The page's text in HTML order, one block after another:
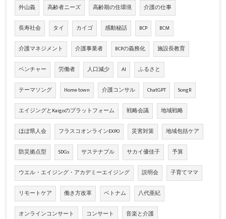
外山義 高齢者ニーズ 高齢期の住環境 介護の仕事
長寿社会 タイ カイゴ 感動秘話 BCP BCM
介護マネジメント 介護事業者 BCPの義務化 施設長教育
ベンチャー 労働者 人口減少 AI ふるさと
テーマソング Home town 介護コンサル ChatGPT SongR
エイジングとKaigoのプラットフォーム 戦略会議 地域戦略
ほぼ県人会 フラスコオンラインEXPO 災害対策 地域包括ケア
防災拠点型 SDGs サステナブル サカイ優佳子 予算
ウエル・エイジング・アカデミーエイジング 説明会 子育てママ
リモートケア 働き方改革 ベトナム 八代亜紀
オンラインコンサート コンサート 音楽と介護